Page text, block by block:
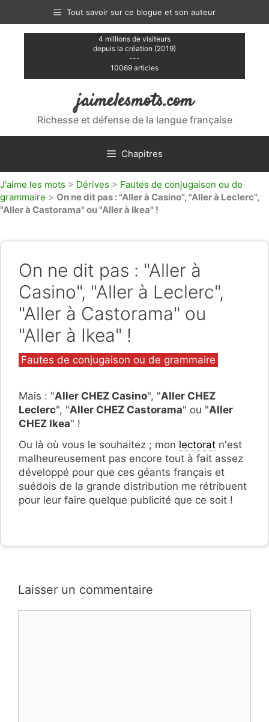
contenu
Tout savoir sur ce blogue et son auteur
4 millions de visiteurs
depuis la création (2019)
---
10069 articles
jaimelesmots.com
Richesse et défense de la langue française
Chapitres
J'aime les mots > Dérives > Fautes de conjugaison ou de
grammaire > On ne dit pas : "Aller à Casino", "Aller à Leclerc",
"Aller à Castorama" ou "Aller à Ikea" !
On ne dit pas : "Aller à
Casino", "Aller à Leclerc",
"Aller à Castorama" ou
"Aller à Ikea" !
Catégories
Fautes de conjugaison ou de grammaire
Mais : "Aller CHEZ Casino", "Aller CHEZ
Leclerc", "Aller CHEZ Castorama" ou "Aller
CHEZ Ikea" !
Ou là où vous le souhaitez ; mon lectorat n'est
malheureusement pas encore tout à fait assez
développé pour que ces géants français et
suédois de la grande distribution me rétribuent
pour leur faire quelque publicité que ce soit !
Laisser un commentaire